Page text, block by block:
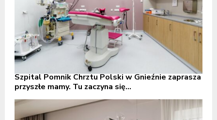
Szpital Pomnik Chrztu Polski w Gnieźnie zaprasza
przyszłe mamy. Tu zaczyna się...